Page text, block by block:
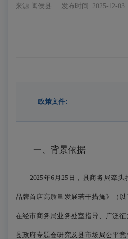
来源:闽侯县 发布时间: 2025-12-03
政策文件:
一、背景依据
2025年6月25日，县商务局牵头
品牌首店高质量发展若干措施》（以
在经市商务局业务处室指导、广泛
县政府专题会研究及县市场局公平